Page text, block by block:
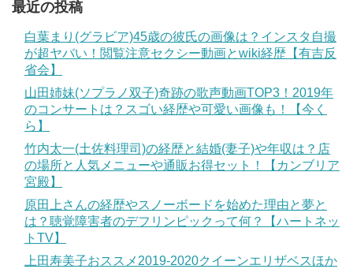
最近の投稿
白葉まり(グラビア)45歳の彼氏の画像は？インスタ自撮
が超ヤバい！閲覧注意セクシー動画とwiki経歴【有吉反
省会】
山田姉妹(ソプラノ双子)奇跡の歌声動画TOP3！2019年
のコンサートは？スゴい経歴や可愛い画像も！【今く
ら】
竹内太一(土佐料理司)の経歴と結婚(妻子)や年収は？店
の場所と人気メニューや通販お得セット！【カンブリア
宮殿】
原田上さんの経歴やスノーボードを始めた理由と夢と
は？聴覚障害者のデフリンピックって何？【ハートネッ
トTV】
上田寿美子おススメ2019-2020クイーンエリザベスほか